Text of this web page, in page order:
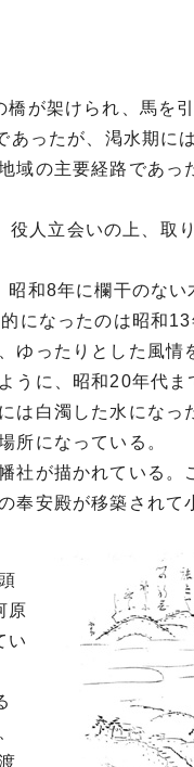
が架けられ、馬を
あったが、渇水期に
域の主要経路であっ
人立会いの上、取
和8年に欄干のない
になったのは昭和
ゆったりとした風情
に、昭和20年代ま
は白濁した水になっ
所になっている。
社が描かれている。
安殿が移築されて
原
い